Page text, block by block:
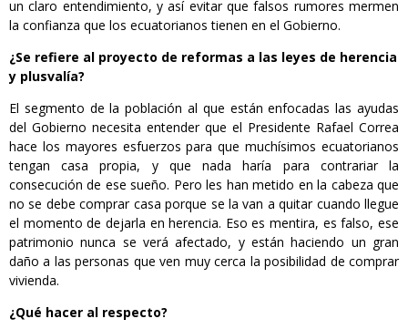
un claro entendimiento, y así evitar que falsos rumores mermen
la confianza que los ecuatorianos tienen en el Gobierno.
¿Se refiere al proyecto de reformas a las leyes de herencia
y plusvalía?
El segmento de la población al que están enfocadas las ayudas
del Gobierno necesita entender que el Presidente Rafael Correa
hace los mayores esfuerzos para que muchísimos ecuatorianos
tengan casa propia, y que nada haría para contrariar la
consecución de ese sueño. Pero les han metido en la cabeza que
no se debe comprar casa porque se la van a quitar cuando llegue
el momento de dejarla en herencia. Eso es mentira, es falso, ese
patrimonio nunca se verá afectado, y están haciendo un gran
daño a las personas que ven muy cerca la posibilidad de comprar
vivienda.
¿Qué hacer al respecto?